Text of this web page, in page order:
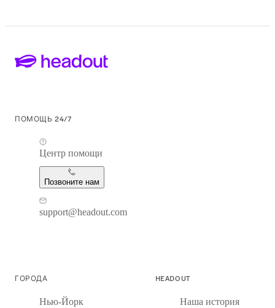
ПОМОЩЬ 24/7
Центр помощи
Позвоните нам
support@headout.com
ГОРОДА
Нью-Йорк
HEADOUT
Наша история